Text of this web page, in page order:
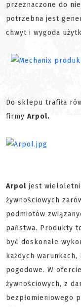
przeznaczone do
potrzebna jest
chwyt i wygoda
Do sklepu trafiła
firmy Arpol.
Arpol jest
żywnościowych
podmiotów
państwa. Produkty
być doskonale
każdych
pogodowe. W
żywnościowych, z
bezpłomieniowego